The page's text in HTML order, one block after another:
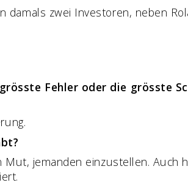
zwei Investoren, neben
Fehler oder die grösste
Mut, jemanden einzustellen. Auch